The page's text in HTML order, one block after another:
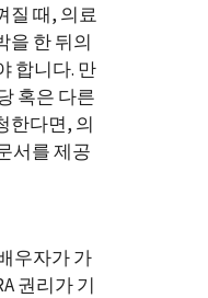
질 때, 의료
을 한 뒤의
합니다. 만
혹은 다른
한다면, 의
서를 제공
우자가 가
권리가 기